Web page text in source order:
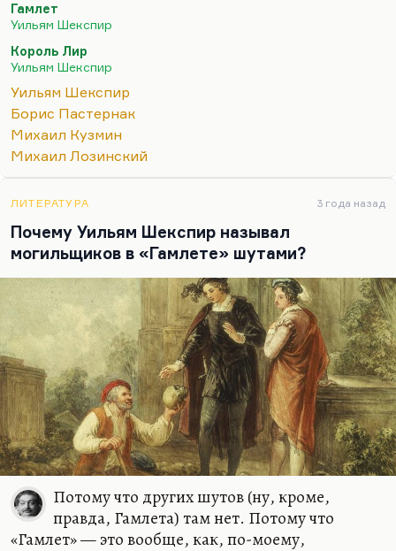
хорошие переводы. Пастернак. Пастернаковский
перевод «Короля Лира» мне кажется лучшим.
Перевод «Гамлета» лучше у Лозинского, там
сохранены высокие темноты, кроме того, он
эквилинеарный. А насчет остальных, понимаете…
Опять, «Макбета» много есть разных версий. Но
трудно мне выбирать. У Андрея Чернова
довольно интересный «Гамлет». И у Алексея
Гамлет
Уильям Шекспир
Король Лир
Уильям Шекспир
Уильям Шекспир
Борис Пастернак
Михаил Кузмин
Михаил Лозинский
ЛИТЕРАТУРА 3 года назад
Почему Уильям Шекспир называл
могильщиков в «Гамлете» шутами?
Потому что других шутов (ну, кроме,
правда, Гамлета) там нет. Потому что
«Гамлет» — это вообще, как, по-моему,